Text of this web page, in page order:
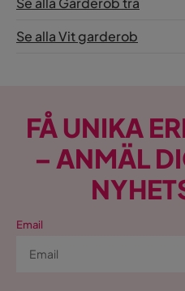
Se alla Vit garderob
FÅ UNIKA
– ANMÄL
Email